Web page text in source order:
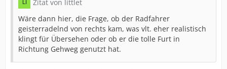
Zitat von littlet
Wäre dann hier, die Frage, ob der Radfahrer
geisterradelnd von rechts kam, was vlt. eher realistisch
klingt für Übersehen oder ob er die tolle Furt in
Richtung Gehweg genutzt hat.